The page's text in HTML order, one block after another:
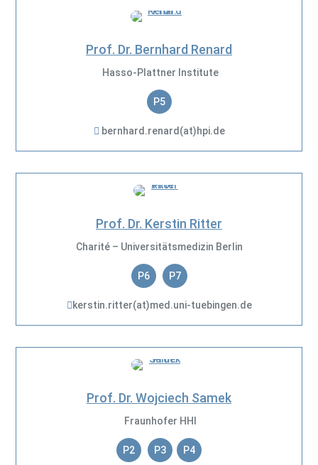
Prof. Dr. Bernhard Renard
Hasso-Plattner Institute
P5
bernhard.renard(at)hpi.de
Prof. Dr. Kerstin Ritter
Charité – Universitätsmedizin Berlin
P6 P7
kerstin.ritter(at)med.uni-tuebingen.de
Prof. Dr. Wojciech Samek
Fraunhofer HHI
P2 P3 P4